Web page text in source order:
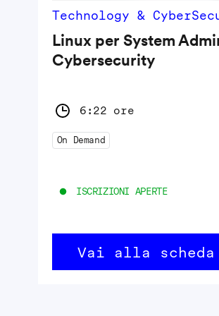
Technology &
Linux per System
Cybersecurity
6:22 ore
On Demand
ISCRIZIONI APERTE
Vai alla scheda